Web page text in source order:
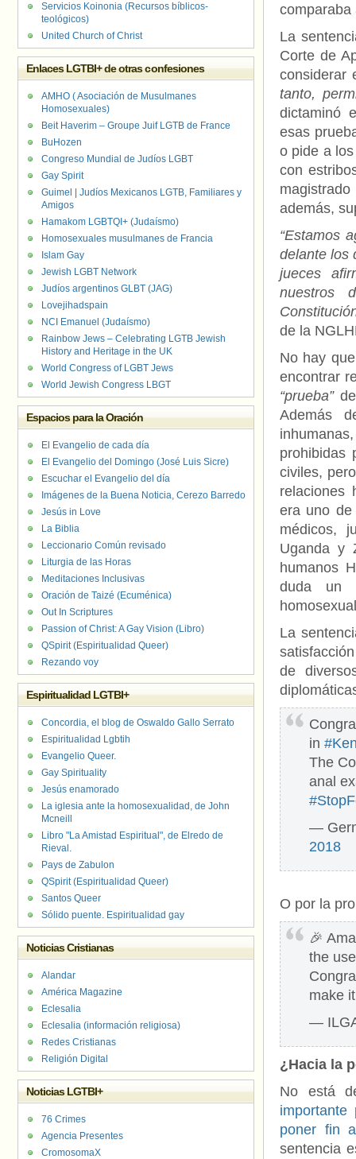
La
Corte de
considerar
tanto,
dictaminó
esas
o pide a
con
además,
“Estamos
delante los
jueces
nuestros
de la
No hay
encontrar
“prueba”de
Además
prohibidas
civiles,
relaciones
era uno de
médicos,
Uganda y
humanos
duda un
La
de
in
The
anal
—
2018
O por la
🎉
the
make
—
¿Hacia la
No está
importante
poner fin
sentencia
Servicios Koinonia (Recursos bíblicos-
teológicos)
United Church of Christ
Enlaces LGTBI+ de otras confesiones
AMHO ( Asociación de Musulmanes
Homosexuales)
Beit Haverim – Groupe Juif LGTB de France
BuHozen
Congreso Mundial de Judíos LGBT
Gay Spirit
Guimel | Judíos Mexicanos LGTB, Familiares y
Amigos
Hamakom LGBTQI+ (Judaísmo)
Homosexuales musulmanes de Francia
Islam Gay
Jewish LGBT Network
Judíos argentinos GLBT (JAG)
Lovejihadspain
NCI Emanuel (Judaísmo)
Rainbow Jews – Celebrating LGTB Jewish
History and Heritage in the UK
World Congress of LGBT Jews
World Jewish Congress LBGT
Espacios para la Oración
El Evangelio de cada día
El Evangelio del Domingo (José Luis Sicre)
Escuchar el Evangelio del día
Imágenes de la Buena Noticia, Cerezo Barredo
Jesús in Love
La Biblia
Leccionario Común revisado
Liturgia de las Horas
Meditaciones Inclusivas
Oración de Taizé (Ecuménica)
Out In Scriptures
Passion of Christ: A Gay Vision (Libro)
QSpirit (Espiritualidad Queer)
Rezando voy
Espiritualidad LGTBI+
Concordia, el blog de Oswaldo Gallo Serrato
Espiritualidad Lgbtih
Evangelio Queer.
Gay Spirituality
Jesús enamorado
La iglesia ante la homosexualidad, de John
Mcneill
Libro "La Amistad Espiritual", de Elredo de
Rieval.
Pays de Zabulon
QSpirit (Espiritualidad Queer)
Santos Queer
Sólido puente. Espiritualidad gay
Noticias Cristianas
Alandar
América Magazine
Eclesalia
Eclesalia (información religiosa)
Redes Cristianas
Religión Digital
Noticias LGTBI+
76 Crimes
Agencia Presentes
CromosomaX